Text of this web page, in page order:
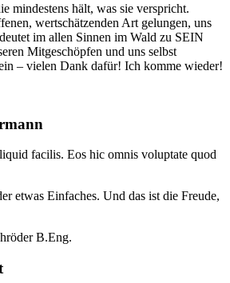
mindestens hält, was sie verspricht.
wertschätzenden Art gelungen, uns
im allen Sinnen im Wald zu SEIN
Mitgeschöpfen und uns selbst
– vielen Dank dafür! Ich komme wieder!
facilis. Eos hic omnis voluptate quod
etwas Einfaches. Und das ist die Freude,
B.Eng.